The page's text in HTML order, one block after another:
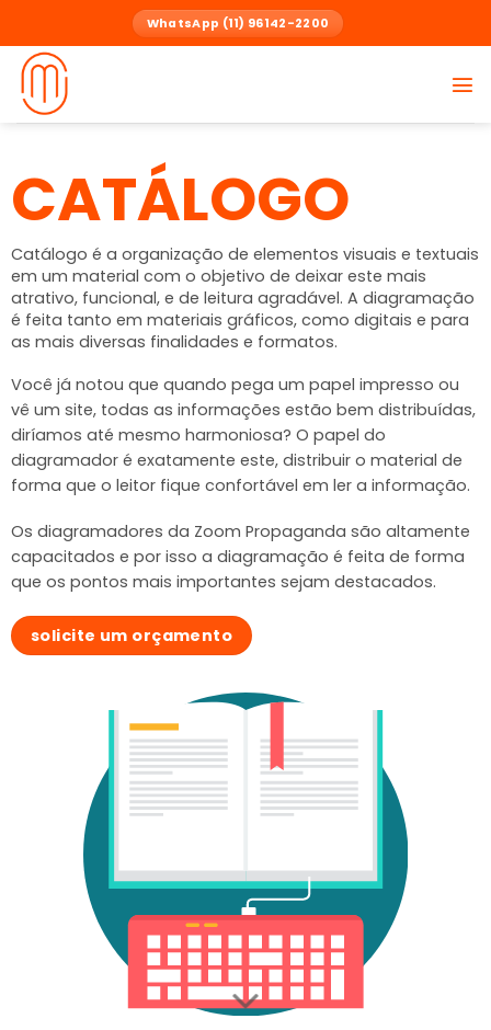
content
WhatsApp (11) 96142-2200
CATÁLOGO
Catálogo é a organização de elementos visuais e textuais
em um material com o objetivo de deixar este mais
atrativo, funcional, e de leitura agradável. A diagramação
é feita tanto em materiais gráficos, como digitais e para
as mais diversas finalidades e formatos.
Você já notou que quando pega um papel impresso ou
vê um site, todas as informações estão bem distribuídas,
diríamos até mesmo harmoniosa? O papel do
diagramador é exatamente este, distribuir o material de
forma que o leitor fique confortável em ler a informação.
Os diagramadores da Zoom Propaganda são altamente
capacitados e por isso a diagramação é feita de forma
que os pontos mais importantes sejam destacados.
solicite um orçamento